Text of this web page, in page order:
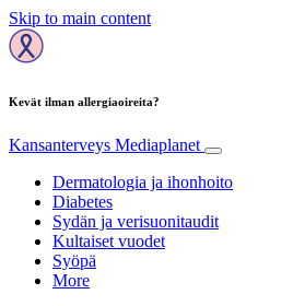
Skip to main content
Kevät ilman allergiaoireita?
Kansanterveys Mediaplanet
Dermatologia ja ihonhoito
Diabetes
Sydän ja verisuonitaudit
Kultaiset vuodet
Syöpä
More